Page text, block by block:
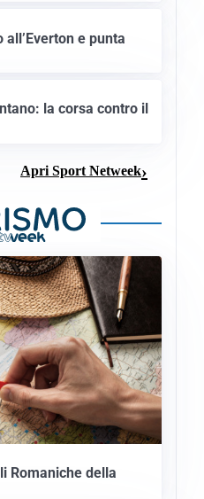
all’Everton e punta
la corsa contro il
Apri Sport Netweek
Romaniche della